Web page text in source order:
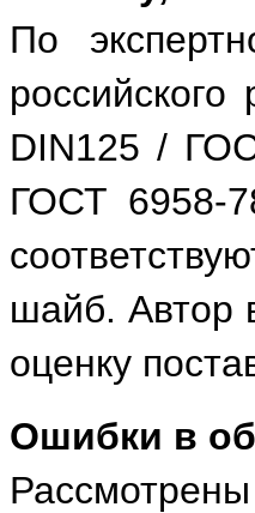
По
DIN125 /
ГОСТ 6958-
шайб. Автор
оценку
Ошибки в